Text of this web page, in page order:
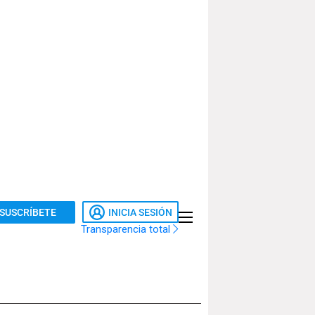
SUSCRÍBETE INICIA SESIÓN
Transparencia total